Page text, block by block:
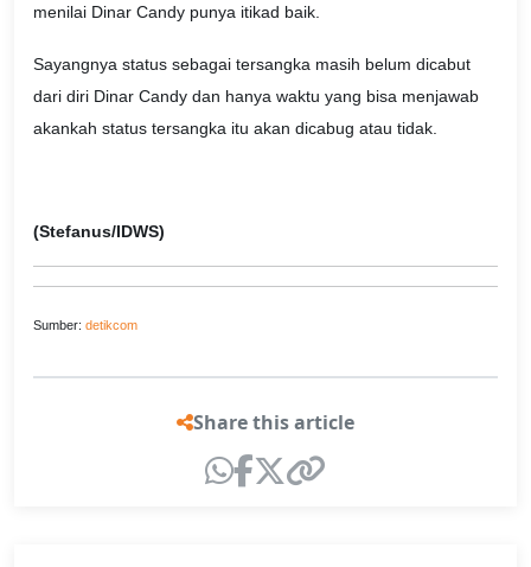
menilai Dinar Candy punya itikad baik.
Sayangnya status sebagai tersangka masih belum dicabut
dari diri Dinar Candy dan hanya waktu yang bisa menjawab
akankah status tersangka itu akan dicabug atau tidak.
(Stefanus/IDWS)
Sumber: detikcom
Share this article